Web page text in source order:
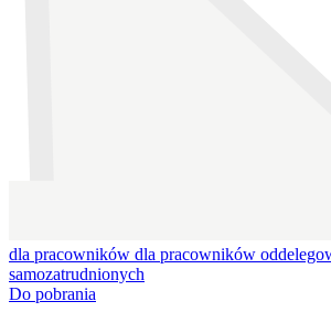
dla pracowników dla pracowników
samozatrudnionych
Do pobrania